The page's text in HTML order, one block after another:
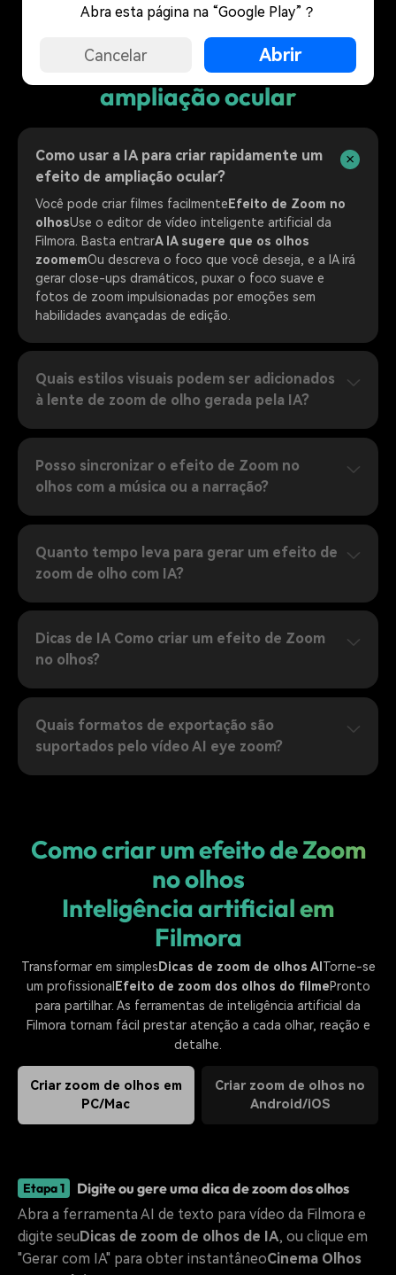
Perguntas frequentes sobre o
uso da IA para criar efeitos de
ampliação ocular
Como usar a IA para criar rapidamente um
efeito de ampliação ocular?
Você pode criar filmes facilmente Efeito de Zoom no
olhosUse o editor de vídeo inteligente artificial da
Filmora. Basta entrarA IA sugere que os olhos
zoomemOu descreva o foco que você deseja, e a IA irá
gerar close-ups dramáticos, puxar o foco suave e
fotos de zoom impulsionadas por emoções sem
habilidades avançadas de edição.
Quais estilos visuais podem ser adicionados
à lente de zoom de olho gerada pela IA?
Posso sincronizar o efeito de Zoom no
olhos com a música ou a narração?
Quanto tempo leva para gerar um efeito de
zoom de olho com IA?
Dicas de IA Como criar um efeito de Zoom
no olhos?
Quais formatos de exportação são
suportados pelo vídeo AI eye zoom?
Como criar um efeito de Zoom
no olhos
Inteligência artificial em
Filmora
Transformar em simples Dicas de zoom de olhos AI Torne-se
um profissional Efeito de zoom dos olhos do filmePronto
para partilhar. As ferramentas de inteligência artificial da
Filmora tornam fácil prestar atenção a cada olhar, reação e
detalhe.
Criar zoom de olhos em
PC/Mac
Criar zoom de olhos no
Android/iOS
Etapa 1 Digite ou gere uma dica de zoom dos olhos
Abra a ferramenta AI de texto para vídeo da Filmora e
digite seuDicas de zoom de olhos de IA, ou clique em
"Gerar com IA" para obter instantâneoCinema Olhos
Abra esta página na “Google Play”？
Cancelar Abrir